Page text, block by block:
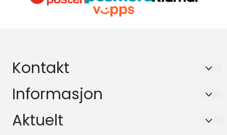
Kontakt
Dioder.no/Edlund Consulting
2027 KJELLER
Informasjon
Retningslinjer for personvern
Aktuelt